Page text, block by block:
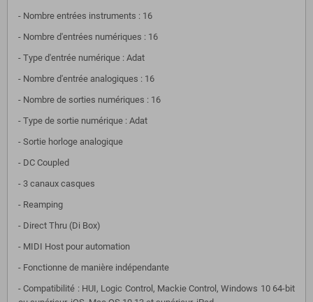
- Nombre entrées instruments : 16
- Nombre d'entrées numériques : 16
- Type d'entrée numérique : Adat
- Nombre d'entrée analogiques : 16
- Nombre de sorties numériques : 16
- Type de sortie numérique : Adat
- Sortie horloge analogique
- DC Coupled
- 3 canaux casques
- Reamping
- Direct Thru (Di Box)
- MIDI Host pour automation
- Fonctionne de manière indépendante
- Compatibilité : HUI, Logic Control, Mackie Control, Windows 10 64-bit